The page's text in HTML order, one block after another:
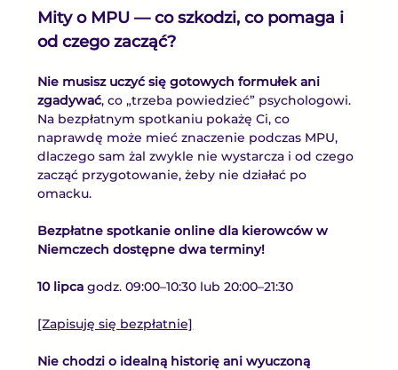
Mity o MPU — co szkodzi, co pomaga i
od czego zacząć?
Nie musisz uczyć się gotowych formułek ani
zgadywać, co „trzeba powiedzieć” psychologowi.
Na bezpłatnym spotkaniu pokażę Ci, co
naprawdę może mieć znaczenie podczas MPU,
dlaczego sam żal zwykle nie wystarcza i od czego
zacząć przygotowanie, żeby nie działać po
omacku.
Bezpłatne spotkanie online dla kierowców w
Niemczech dostępne dwa terminy!
10 lipca godz. 09:00–10:30 lub 20:00–21:30
[Zapisuję się bezpłatnie]
Nie chodzi o idealną historię ani wyuczoną